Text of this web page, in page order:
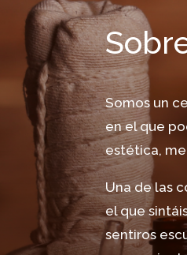
Somos un
en el que
estética,
Una de las
el que
sentiros